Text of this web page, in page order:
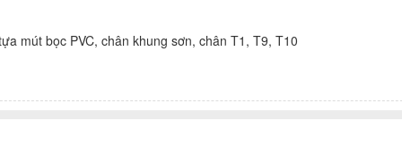
mút bọc PVC, chân khung sơn, chân T1, T9, T10